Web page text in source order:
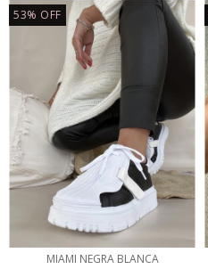
53% OFF
MIAMI NEGRA BLANCA